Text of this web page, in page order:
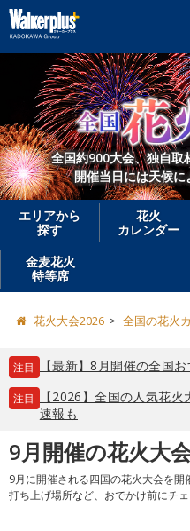
全国約900大会、独自取
開催当日には天候
エリアから
探す
花火
カレンダー
金麦花火
特等席
花火大会2026 全国の花火
注目 【最新】8月開催の全国
注目
【2026】全国の人気花
速報も
9月開催の花火大
9月に開催される四国の花火大会を開
打ち上げ場所など、おでかけ前にチェ